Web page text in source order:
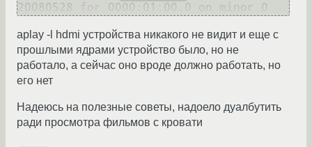
20080528
for
aplay -l hdmi устройства никакого не видит и еще с
прошлыми ядрами устройство было, но не
работало, а сейчас оно вроде должно работать, но
его нет
Надеюсь на полезные советы, надоело дуалбутить
ради просмотра фильмов с кровати